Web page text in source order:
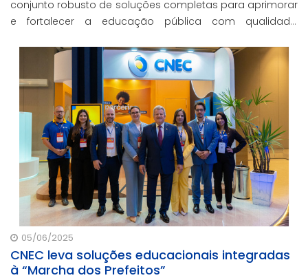
conjunto robusto de soluções completas para aprimorar
e fortalecer a educação pública com qualidade,
que não participaram da Marcha dos Prefeito
05/06/2025
CNEC leva soluções educacionais integradas
à “Marcha dos Prefeitos”